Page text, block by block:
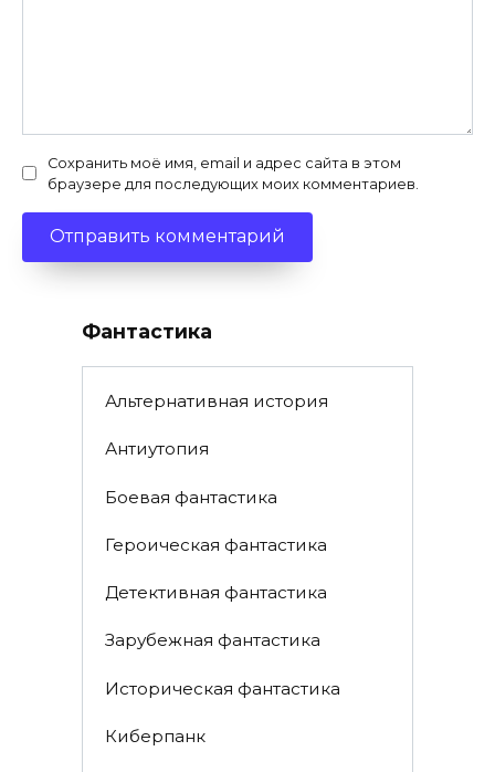
Сохранить моё имя, email и адрес сайта в этом
браузере для последующих моих комментариев.
Фантастика
Альтернативная история
Антиутопия
Боевая фантастика
Героическая фантастика
Детективная фантастика
Зарубежная фантастика
Историческая фантастика
Киберпанк